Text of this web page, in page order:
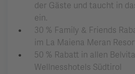
der Gäste und taucht in
ein.
30 % Family & Friends
im La Maiena Meran
50 % Rabatt in allen
Wellnesshotels Südtirol